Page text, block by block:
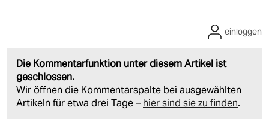
Die Kommentarfunktion unter diesem Artikel ist
geschlossen.
Wir öffnen die Kommentarspalte bei ausgewählten
Artikeln für etwa drei Tage – hier sind sie zu finden.
einloggen